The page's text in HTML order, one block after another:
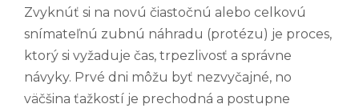
Zvyknúť si na novú čiastočnú alebo celkovú
snímateľnú zubnú náhradu (protézu) je proces,
ktorý si vyžaduje čas, trpezlivosť a správne
návyky. Prvé dni môžu byť nezvyčajné, no
väčšina ťažkostí je prechodná a postupne